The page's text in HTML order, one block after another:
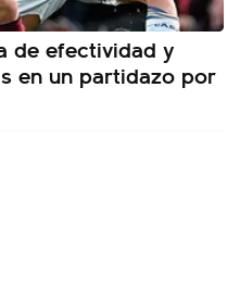
de efectividad y
en un partidazo por